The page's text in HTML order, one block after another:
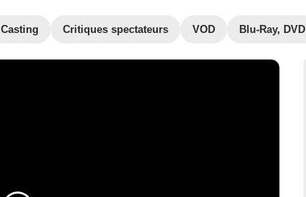
Casting Critiques spectateurs VOD Blu-Ray, DVD